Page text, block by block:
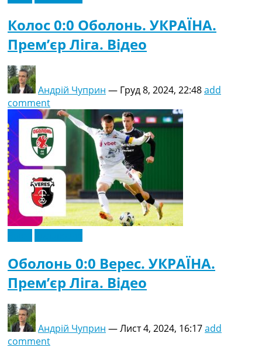
Колос 0:0 Оболонь. УКРАЇНА.
Прем’єр Ліга. Відео
Андрій Чуприн — Груд 8, 2024, 22:48add
comment
Оболонь 0:0 Верес. УКРАЇНА.
Прем’єр Ліга. Відео
Андрій Чуприн —Лист 4, 2024, 16:17add
comment